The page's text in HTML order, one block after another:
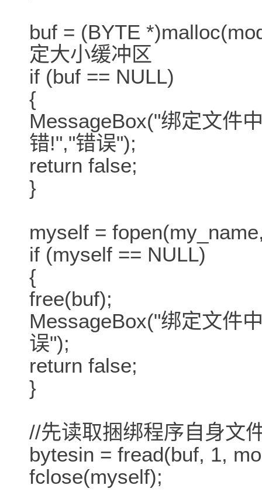
buf = (BYTE
定大小缓冲区
if (buf == NULL)
{
MessageBox("绑定文件
错!","错误");
return false;
}
myself =
if (myself == NULL)
{
free(buf);
MessageBox("绑定文件
误");
return false;
}
//先读取捆绑程序自身文
bytesin = fread(buf, 1,
fclose(myself);